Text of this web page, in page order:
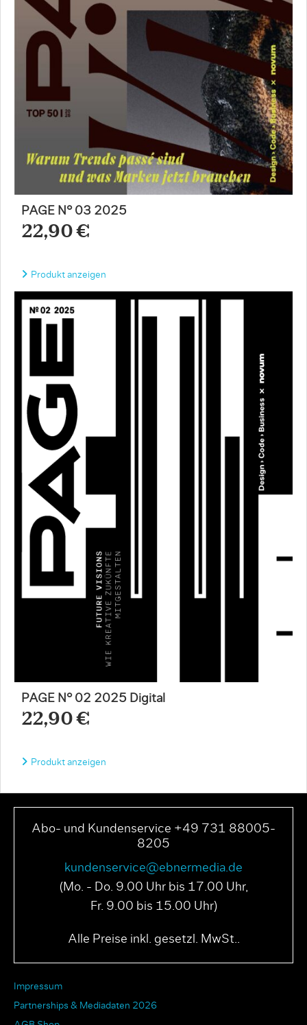
PAGE N° 03 2025
22,90 €
Produkt anzeigen
PAGE N° 02 2025 Digital
22,90 €
Produkt anzeigen
Abo- und Kundenservice +49 731 88005-
8205
kundenservice@ebnermedia.de
(Mo. - Do. 9.00 Uhr bis 17.00 Uhr,
Fr. 9.00 bis 15.00 Uhr)
Alle Preise inkl. gesetzl. MwSt..
Impressum
Partnerships & Mediadaten 2026